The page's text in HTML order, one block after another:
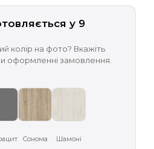
у 9
колір на фото? Вкажіть
оформленні замовлення.
Сонома Шамоні